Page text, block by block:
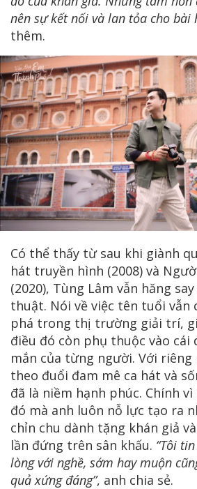
nên sự kết nối và lan tỏa cho bài
thêm.
Có thể thấy từ sau khi giành
hát truyền hình (2008) và
(2020), Tùng Lâm vẫn hăng
thuật. Nói về việc tên tuổi
phá trong thị trường giải trí,
điều đó còn phụ thuộc vào cái
mắn của từng người. Với riêng
theo đuổi đam mê ca hát và
đã là niềm hạnh phúc. Chính
đó mà anh luôn nỗ lực tạo ra
chỉn chu dành tặng khán giả
lần đứng trên sân khấu. “Tôi
lòng với nghề, sớm hay muộn
quả xứng đáng”, anh chia sẻ.